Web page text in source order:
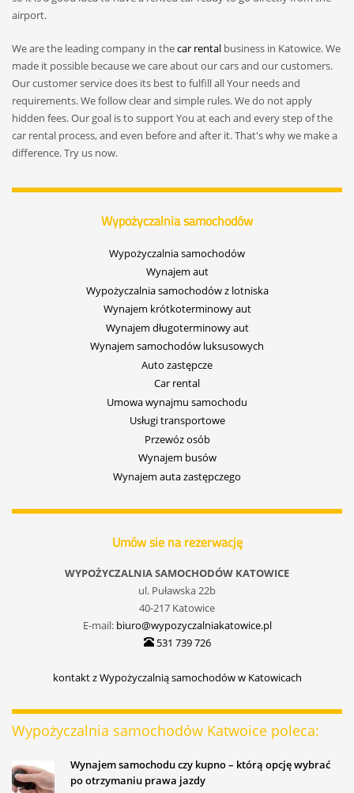
airport.
We are the leading company in thecar rental business in Katowice. We
made it possible because we care about our cars and our customers.
Our customer service does its best to fulfill all Your needs and
requirements. We follow clear and simple rules. We do not apply
hidden fees. Our goal is to support You at each and every step of the
car rental process, and even before and after it. That's why we make a
difference. Try us now.
Wypożyczalnia samochodów
Wypożyczalnia samochodów
Wynajem aut
Wypożyczalnia samochodów z lotniska
Wynajem krótkoterminowy aut
Wynajem długoterminowy aut
Wynajem samochodów luksusowych
Auto zastępcze
Car rental
Umowa wynajmu samochodu
Usługi transportowe
Przewóz osób
Wynajem busów
Wynajem auta zastępczego
Umów sie na rezerwację
WYPOŻYCZALNIA SAMOCHODÓW KATOWICE
ul. Puławska 22b
40-217 Katowice
E-mail: biuro@wypozyczalniakatowice.pl
531 739 726
kontakt z Wypożyczalnią samochodów w Katowicach
Wypożyczalnia samochodów Katwoice poleca:
Wynajem samochodu czy kupno – którą opcję wybrać
po otrzymaniu prawa jazdy